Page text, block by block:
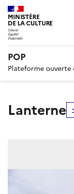
MINISTÈRE
DE LA CULTURE
POP
Plateforme
lanterne